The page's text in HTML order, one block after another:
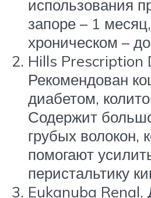
использования
запоре – 1
хроническом –
Hills Prescription
Рекомендован
диабетом,
Содержит
грубых волокон,
помогают
перистальтику
Eukanuba Renal.